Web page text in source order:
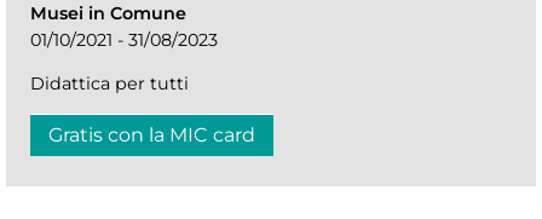
Musei in Comune
01/10/2021 - 31/08/2023
Didattica per tutti
Gratis con la MIC card